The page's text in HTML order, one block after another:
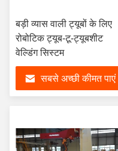
बड़ी व्यास वाली ट्यूबों के लिए
रोबोटिक ट्यूब-टू-ट्यूबशीट
वेल्डिंग सिस्टम
सबसे अच्छी कीमत पाएं